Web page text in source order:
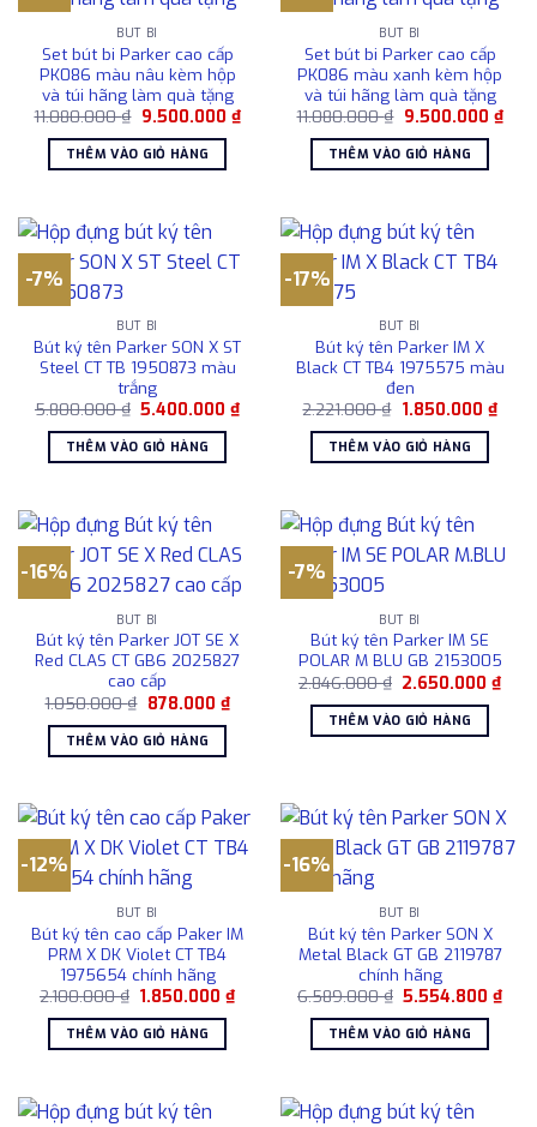
BÚT BI
Set bút bi Parker cao cấp
PK086 màu nâu kèm hộp
và túi hãng làm quà tặng
11.080.000₫ Giá
là:
11.080.000 ₫.
9.500.000 ₫Giá
hiện
9.500.000 ₫.
THÊM VÀO GIỎ HÀNG
BÚT BI
Set bút bi Parker cao cấp
PK086 màu xanh kèm hộp
và túi hãng làm quà tặng
11.080.000₫ Giá
là:
11.080.000 ₫.
9.500.000 ₫Giá
hiện
THÊM VÀO GIỎ HÀNG
-7%
BÚT BI
Bút ký tên Parker SON X ST
Steel CT TB 1950873 màu
trắng
5.800.000₫ Giá
là:
5.800.000 ₫.
5.400.000₫Giá
THÊM VÀO GIỎ HÀNG
-17%
BÚT BI
Bút ký tên Parker IM X
Black CT TB4 1975575 màu
đen
2.221.000₫ Giá
là:
2.221.000 ₫.
1.850.000 ₫Giá
THÊM VÀO GIỎ HÀNG
-16%
BÚT BI
Bút ký tên Parker JOT SE X
Red CLAS CT GB6 2025827
cao cấp
1.050.000₫ Giá
là:
1.050.000 ₫.
878.000 ₫Giá
hiện
THÊM VÀO GIỎ HÀNG
-7%
BÚT BI
Bút ký tên Parker IM SE
POLAR M BLU GB 2153005
2.846.000₫ Giá
là:
2.846.000 ₫.
2.650.000₫Giá
hiện
THÊM VÀO GIỎ HÀNG
-12%
BÚT BI
Bút ký tên cao cấp Paker IM
PRM X DK Violet CT TB4
1975654 chính hãng
2.100.000₫ Giá
là:
2.100.000 ₫.
1.850.000₫Giá
hiện
1.850.000 ₫.
THÊM VÀO GIỎ HÀNG
-16%
BÚT BI
Bút ký tên Parker SON X
Metal Black GT GB 2119787
chính hãng
6.589.000₫ Giá
là:
6.589.000 ₫.
5.554.800₫Giá
hiện
THÊM VÀO GIỎ HÀNG